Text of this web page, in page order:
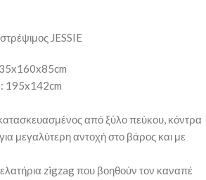
JESSIE
: 195x142cm
από ξύλο πεύκου, κόντρα
μεγαλύτερη αντοχή στο βάρος και με
ελατήρια zigzag που βοηθούν τον καναπέ